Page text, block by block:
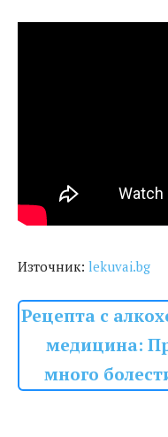
Източник: lekuvai.bg
Рецепта с
медицина:
много